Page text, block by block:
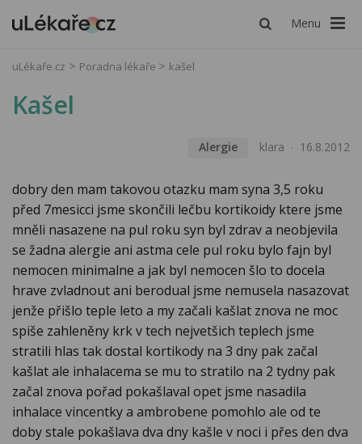
Menu
uLékaře.cz Poradna lékaře kašel
Kašel
Alergie klara 16.8.2012
dobry den mam takovou otazku mam syna 3,5 roku
před 7mesicci jsme skončili lečbu kortikoidy ktere jsme
mněli nasazene na pul roku syn byl zdrav a neobjevila
se žadna alergie ani astma cele pul roku bylo fajn byl
nemocen minimalne a jak byl nemocen šlo to docela
hrave zvladnout ani berodual jsme nemusela nasazovat
jenže přišlo teple leto a my začali kašlat znova ne moc
spiše zahleněny krk v tech nejvetšich teplech jsme
stratili hlas tak dostal kortikody na 3 dny pak začal
kašlat ale inhalacema se mu to stratilo na 2 tydny pak
začal znova pořad pokašlaval opet jsme nasadila
inhalace vincentky a ambrobene pomohlo ale od te
doby stale pokašlava dva dny kašle v noci i přes den dva